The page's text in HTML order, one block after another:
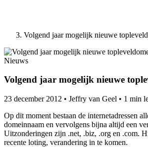
Volgend jaar mogelijk nieuwe
Nieuws
Volgend jaar mogelijk nieuwe
23 december 2012 • Jeffry van Geel • 1 min
Op dit moment bestaan de internetadressen
domeinnaam en vervolgens bijna altijd een
Uitzonderingen zijn .net, .biz, .org en .com.
recente loting, verandering in te komen.